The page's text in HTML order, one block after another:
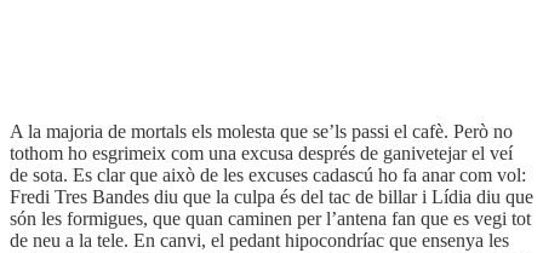
A la majoria de mortals els molesta que se’ls passi el cafè. Però no
tothom ho esgrimeix com una excusa després de ganivetejar el veí
de sota. Es clar que això de les excuses cadascú ho fa anar com vol:
Fredi Tres Bandes diu que la culpa és del tac de billar i Lídia diu que
són les formigues, que quan caminen per l’antena fan que es vegi tot
de neu a la tele. En canvi, el pedant hipocondríac que ensenya les